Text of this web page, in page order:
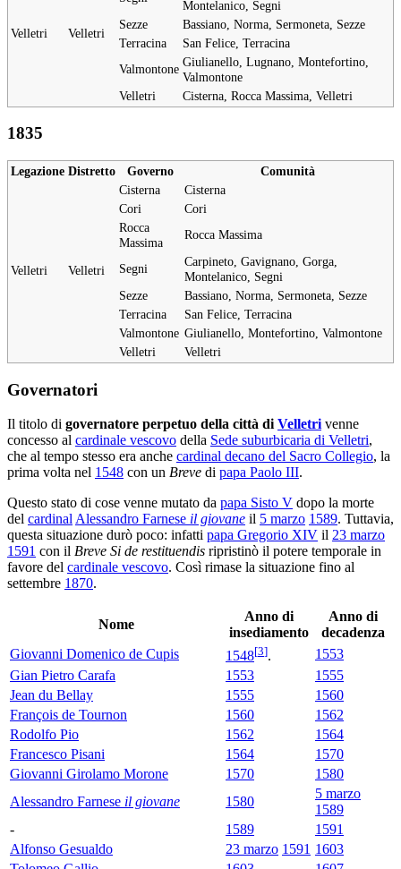
Velletri Velletri
Montelanico, Segni
Sezze
Bassiano, Norma, Sermoneta, Sezze
Terracina
San Felice, Terracina
Valmontone Giulianello, Lugnano, Montefortino,
Valmontone
Velletri
Cisterna, Rocca Massima, Velletri
1835
Legazione Distretto Governo Comunità
Velletri Velletri
Cisterna
Cisterna
Cori
Cori
Rocca
Massima
Rocca Massima
Segni
Carpineto, Gavignano, Gorga,
Montelanico, Segni
Sezze
Bassiano, Norma, Sermoneta, Sezze
Terracina
San Felice, Terracina
Valmontone Giulianello, Montefortino, Valmontone
Velletri
Velletri
Governatori
Il titolo di governatore perpetuo della città diVelletrivenne
concesso al cardinale vescovo della Sede suburbicaria di Velletri,
che al tempo stesso era anche cardinal decano del Sacro Collegio, la
prima volta nel 1548 con un Breve di papa Paolo III.
Questo stato di cose venne mutato da papa Sisto V dopo la morte
del cardinalAlessandro Farnese il giovane il 5 marzo 1589. Tuttavia,
questa situazione durò poco: infatti papa Gregorio XIV il 23 marzo
1591 con il Breve Si de restituendis ripristinò il potere temporale in
favore del cardinale vescovo. Così rimase la situazione fino al
settembre 1870.
Nome
Anno di
insediamento
Anno di
decadenza
Giovanni Domenico de Cupis
1548[3].
1553
Gian Pietro Carafa
1553
1555
Jean du Bellay
1555
1560
François de Tournon
1560
1562
Rodolfo Pio
1562
1564
Francesco Pisani
1564
1570
Giovanni Girolamo Morone
1570
1580
Alessandro Farnese il giovane 1580
5 marzo
1589
-
1589
1591
Alfonso Gesualdo
23 marzo 1591 1603